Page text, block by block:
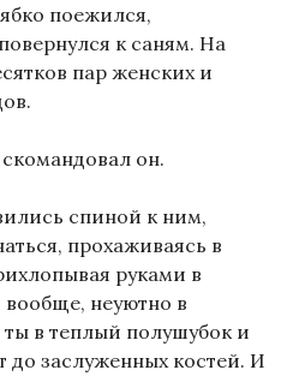
поежился,
к саням. На
пар женских и
он.
спиной к ним,
прохаживаясь в
руками в
вообще, неуютно в
в теплый полушубок и
до заслуженных костей. И